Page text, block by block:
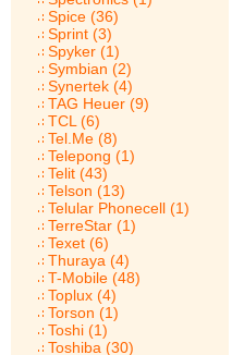
Spice (36)
Sprint (3)
Spyker (1)
Symbian (2)
Synertek (4)
TAG Heuer (9)
TCL (6)
Tel.Me (8)
Telepong (1)
Telit (43)
Telson (13)
Telular Phonecell (1)
TerreStar (1)
Texet (6)
Thuraya (4)
T-Mobile (48)
Toplux (4)
Torson (1)
Toshi (1)
Toshiba (30)